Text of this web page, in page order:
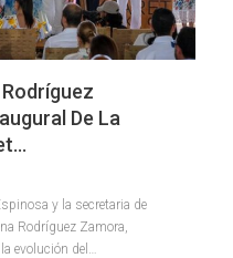
De La
y la secretaria de
Rodríguez Zamora,
evolución del